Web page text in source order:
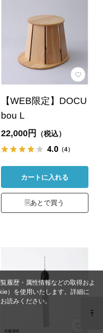
【WEB限定】DOCU
bou L
22,000円 （税込）
4.0（4）
カートに入れる
あとで買う
履歴・属性情報などの取得およ
）を使用いたします。詳細に
読みください。